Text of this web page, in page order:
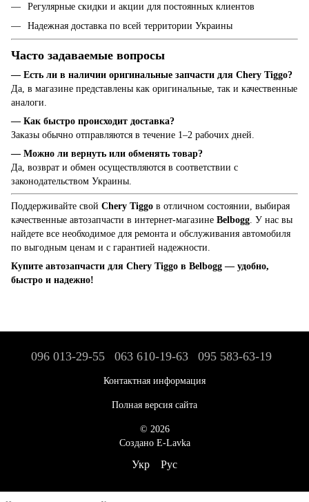
Регулярные скидки и акции для постоянных клиентов
Надежная доставка по всей территории Украины
Часто задаваемые вопросы
— Есть ли в наличии оригинальные запчасти для Chery Tiggo?
Да, в магазине представлены как оригинальные, так и качественные
аналоги.
— Как быстро происходит доставка?
Заказы обычно отправляются в течение 1–2 рабочих дней.
— Можно ли вернуть или обменять товар?
Да, возврат и обмен осуществляются в соответствии с
законодательством Украины.
Поддерживайте свой Chery Tiggo в отличном состоянии, выбирая
качественные автозапчасти в интернет-магазине Belbogg. У нас вы
найдете все необходимое для ремонта и обслуживания автомобиля
по выгодным ценам и с гарантией надежности.
Купите автозапчасти для Chery Tiggo в Belbogg — удобно,
быстро и надежно!
096 013-29-55 063 610-19-63 095 583-63-19
Контактная информация
Полная версия сайта
© 2026
Создано E-Lavka
Укр Рус